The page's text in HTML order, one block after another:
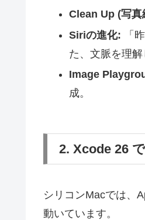
Clean Up (写真
Siriの進化: 「
た、文脈を理解
Image
成。
2. Xcode 26
シリコンMacでは、
動いています。